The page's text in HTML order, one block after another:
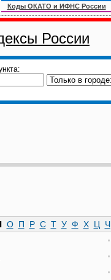
Коды ОКАТО и ИФНС России
России
О П Р С Т У Ф Х Ц Ч